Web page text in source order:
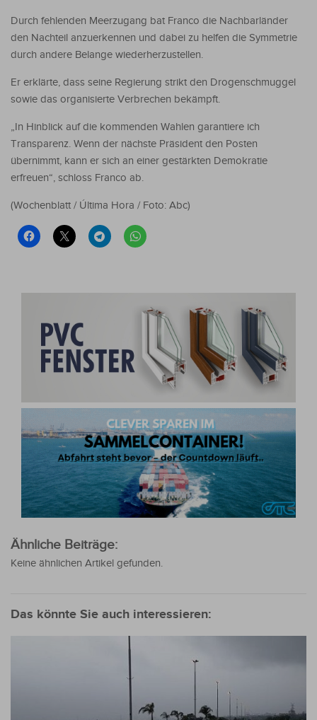
Durch fehlenden Meerzugang bat Franco die Nachbarländer
den Nachteil anzuerkennen und dabei zu helfen die Symmetrie
durch andere Belange wiederherzustellen.
Er erklärte, dass seine Regierung strikt den Drogenschmuggel
sowie das organisierte Verbrechen bekämpft.
„In Hinblick auf die kommenden Wahlen garantiere ich
Transparenz. Wenn der nächste Präsident den Posten
übernimmt, kann er sich an einer gestärkten Demokratie
erfreuen“, schloss Franco ab.
(Wochenblatt / Última Hora / Foto: Abc)
Ähnliche Beiträge:
Keine ähnlichen Artikel gefunden.
Das könnte Sie auch interessieren: